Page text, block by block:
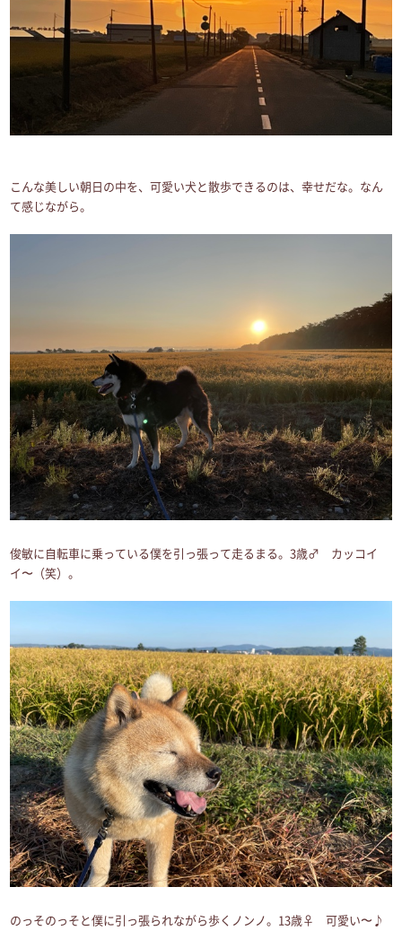
こんな美しい朝日の中を、可愛い犬と散歩できるのは、幸せだな。なん
て感じながら。
俊敏に自転車に乗っている僕を引っ張って走るまる。3歳♂ カッコイ
イ〜（笑）。
のっそのっそと僕に引っ張られながら歩くノンノ。13歳♀ 可愛い〜♪